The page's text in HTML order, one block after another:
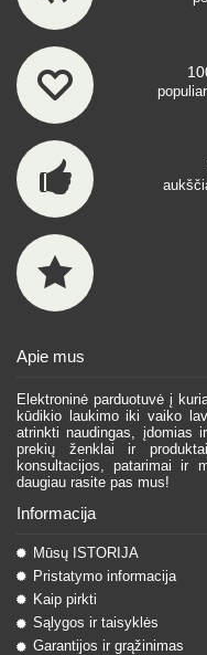
Apie mus
Elektroninė parduotuvė į
kūdikio laukimo iki vaiko
atrinkti naudingas, įdomias
prekių ženklai ir
konsultacijos, patarimai ir
daugiau rasite pas mus!
Informacija
Mūsų ISTORIJA
Pristatymo informacija
Kaip pirkti
Sąlygos ir taisyklės
Garantijos ir grąžinimas